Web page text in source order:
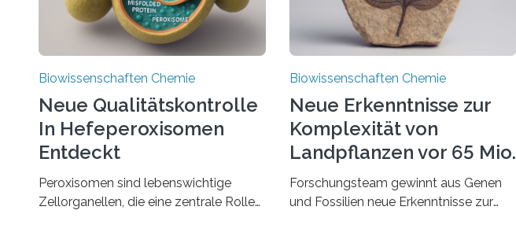
Biowissenschaften Chemie
Neue Qualitätskontrolle
In Hefeperoxisomen
Entdeckt
Peroxisomen sind lebenswichtige
Zellorganellen, die eine zentrale Rolle
Biowissenschaften Chemie
Neue Erkenntnisse zur
Komplexität von
Landpflanzen vor 65 Mio.
Jahren
Forschungsteam gewinnt aus Genen
und Fossilien neue Erkenntnisse zur